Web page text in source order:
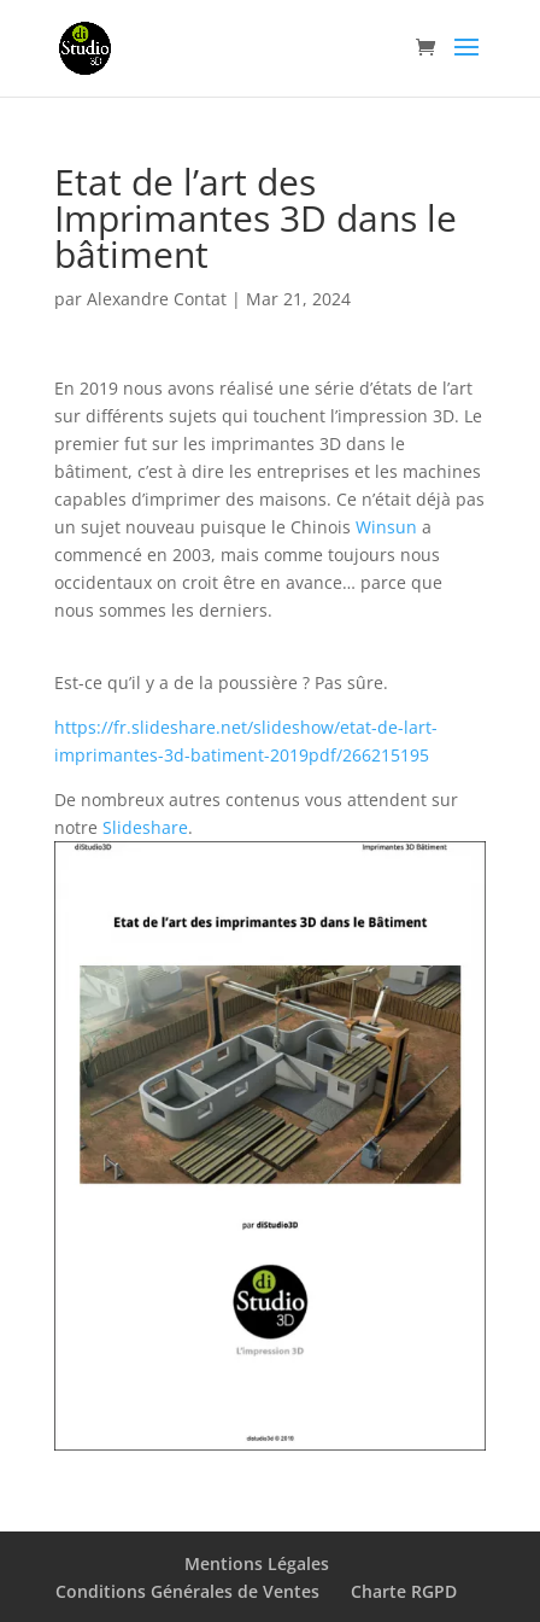
Etat de l’art des
Imprimantes 3D dans le
bâtiment
par Alexandre Contat| Mar 21, 2024
En 2019 nous avons réalisé une série d’états de l’art
sur différents sujets qui touchent l’impression 3D. Le
premier fut sur les imprimantes 3D dans le
bâtiment, c’est à dire les entreprises et les machines
capables d’imprimer des maisons. Ce n’était déjà pas
un sujet nouveau puisque le Chinois Winsun a
commencé en 2003, mais comme toujours nous
occidentaux on croit être en avance… parce que
nous sommes les derniers.
Est-ce qu’il y a de la poussière ? Pas sûre.
https://fr.slideshare.net/slideshow/etat-de-lart-
imprimantes-3d-batiment-2019pdf/266215195
De nombreux autres contenus vous attendent sur
notre Slideshare.
Mentions Légales
Conditions Générales de Ventes
Charte RGPD